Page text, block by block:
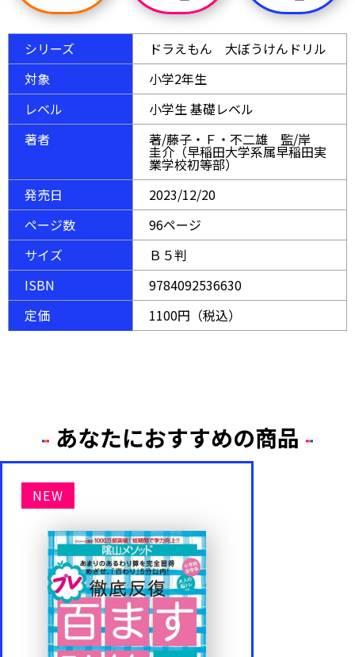
シリーズ
ドラえもん 大ぼうけんドリル
対象
小学2年生
レベル
小学生 基礎レベル
著者
著/藤子・Ｆ・不二雄 監/岸
圭介（早稲田大学系属早稲田実
業学校初等部）
発売日
2023/12/20
ページ数
96ページ
サイズ
Ｂ５判
ISBN
9784092536630
定価
1100円（税込）
あなたにおすすめの商品
NEW